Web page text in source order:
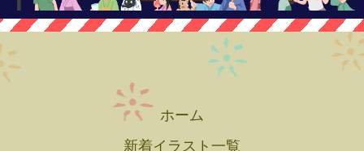
ホーム
新着イラスト一覧